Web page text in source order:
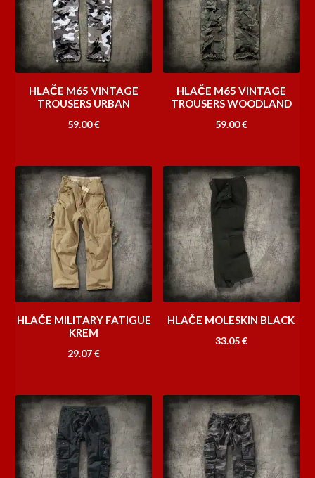
HLAČE M65 VINTAGE
TROUSERS URBAN
59.00€
HLAČE M65 VINTAGE
TROUSERS WOODLAND
59.00€
HLAČE MILITARY FATIGUE
KREM
29.07€
HLAČE MOLESKIN BLACK
33.05€